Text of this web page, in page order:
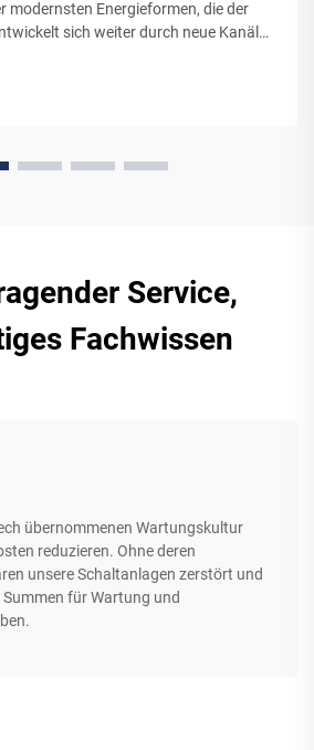
modernsten Energieformen, die der
sich weiter durch neue Kanäle
Service,
Fachwissen
übernommenen Wartungskultur
reduzieren. Ohne deren
unsere Schaltanlagen zerstört und
für Wartung und